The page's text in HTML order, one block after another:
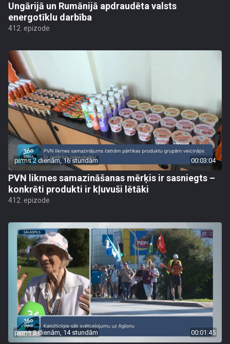
Ungārijā un Rumānijā apdraudēta valsts
energotīklu darbība
412. epizode
pirms 2 dienām, 16 stundām 00:03:04
PVN likmes samazināšanas mērķis ir sasniegts –
konkrēti produkti ir kļuvuši lētāki
412. epizode
pirms 3 dienām, 14 stundām 00:01:45